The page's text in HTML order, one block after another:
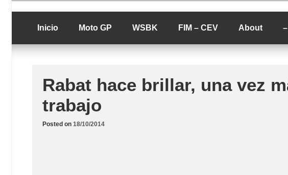
to
contentLucio Lopez GP
luciolopezgp
Inicio Moto GP WSBK FIM – CEV About
Rabat hace brillar, una vez
trabajo
Posted on 18/10/2014